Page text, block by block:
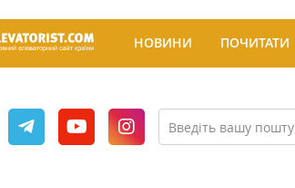
НОВИНИ ПОЧИТАТИ